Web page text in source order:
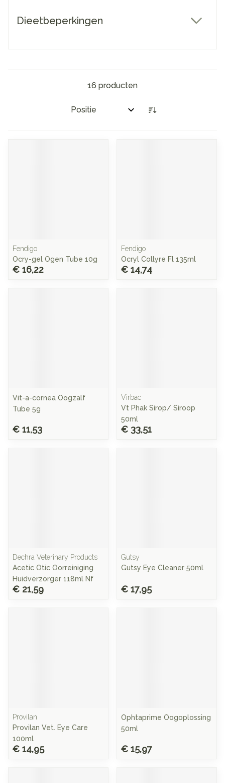
Dieetbeperkingen
16 producten
Sorteer op:
Fendigo
Ocry-gel Ogen Tube 10g
€ 16,22
Fendigo
Ocryl Collyre Fl 135ml
€ 14,74
Vit-a-cornea Oogzalf
Tube 5g
€ 11,53
Virbac
Vt Phak Sirop/ Siroop
50ml
€ 33,51
Dechra Veterinary Products
Acetic Otic Oorreiniging
Huidverzorger 118ml Nf
€ 21,59
Gutsy
Gutsy Eye Cleaner 50ml
€ 17,95
Provilan
Provilan Vet. Eye Care
100ml
€ 14,95
Ophtaprime Oogoplossing
50ml
€ 15,97